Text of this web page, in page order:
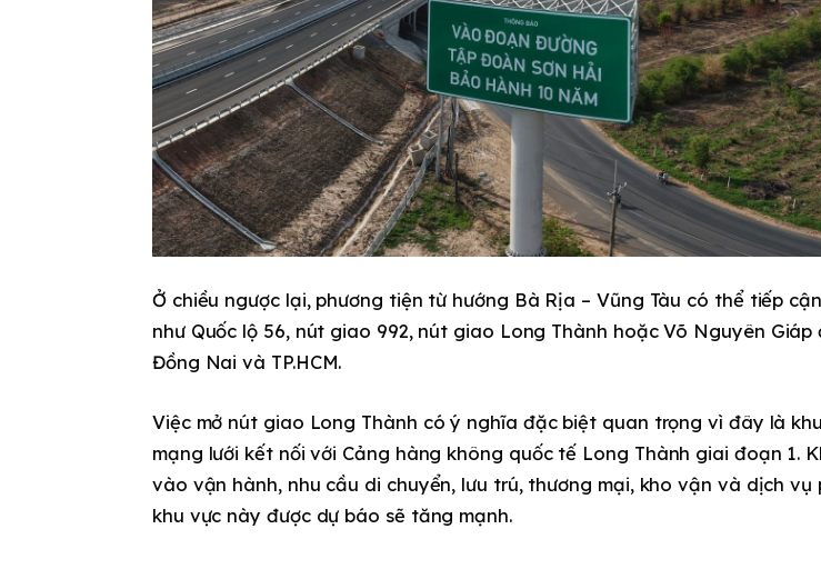
Ở chiều ngược lại, phương tiện từ hướng Bà Rịa – Vũng Tàu có thể tiếp
như Quốc lộ 56, nút giao 992, nút giao Long Thành hoặc Võ Nguyên Giáp
Đồng Nai và TP.HCM.
Việc mở nút giao Long Thành có ý nghĩa đặc biệt quan trọng vì đây là
mạng lưới kết nối với Cảng hàng không quốc tế Long Thành giai đoạn 1.
vào vận hành, nhu cầu di chuyển, lưu trú, thương mại, kho vận và dịch vụ
khu vực này được dự báo sẽ tăng mạnh.